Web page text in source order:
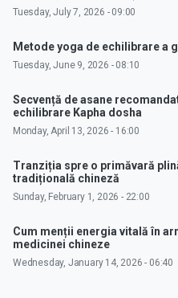
Tuesday, July 7, 2026 - 09:00
Metode yoga de echilibrare a
Tuesday, June 9, 2026 - 08:10
Secvență de asane
echilibrare Kapha dosha
Monday, April 13, 2026 - 16:00
Tranziția spre o primăvară
tradițională chineză
Sunday, February 1, 2026 - 22:00
Cum menții energia vitală în
medicinei chineze
Wednesday, January 14, 2026 - 06:40